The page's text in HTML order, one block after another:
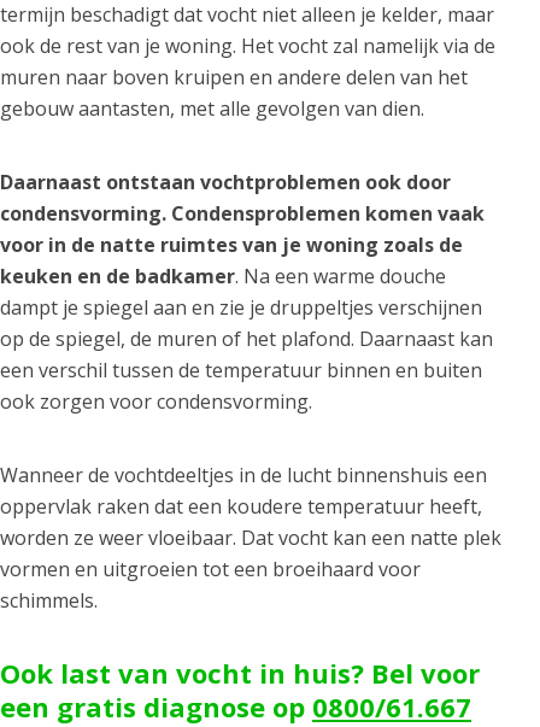
termijn beschadigt dat vocht niet alleen je kelder, maar
ook de rest van je woning. Het vocht zal namelijk via de
muren naar boven kruipen en andere delen van het
gebouw aantasten, met alle gevolgen van dien.
Daarnaast ontstaan vochtproblemen ook door
condensvorming. Condensproblemen komen vaak
voor in de natte ruimtes van je woning zoals de
keuken en de badkamer. Na een warme douche
dampt je spiegel aan en zie je druppeltjes verschijnen
op de spiegel, de muren of het plafond. Daarnaast kan
een verschil tussen de temperatuur binnen en buiten
ook zorgen voor condensvorming.
Wanneer de vochtdeeltjes in de lucht binnenshuis een
oppervlak raken dat een koudere temperatuur heeft,
worden ze weer vloeibaar. Dat vocht kan een natte plek
vormen en uitgroeien tot een broeihaard voor
schimmels.
Ook last van vocht in huis? Bel voor
een gratis diagnose op 0800/61.667